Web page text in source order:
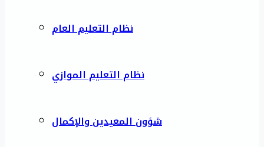
نظام التعليم العام
نظام التعليم الموازي
شؤون المعيدين والإكمال